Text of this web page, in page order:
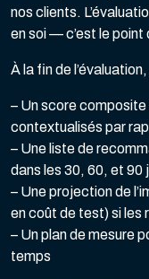
nos clients.
en soi — c’est le point
À la fin de
– Un score composite
contextualisés par
– Une liste de
dans les 30, 60, et 90
– Une projection de
en coût de test) si les
– Un plan de mesure
temps